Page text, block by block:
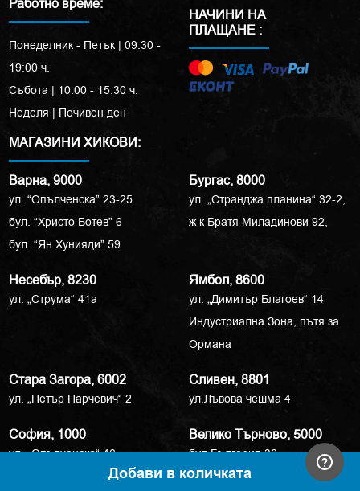
Добави в количката
Понеделник - Петък | 09:30 -
19:00 ч.
Събота | 10:00 - 15:30 ч.
Неделя | Почивен ден
НАЧИНИ НА
ПЛАЩАНЕ :
МАГАЗИНИ ХИКОВИ:
Варна, 9000
ул. “Опълченска” 23-25
бул. “Христо Ботев” 6
бул. “Ян Хунияди” 59
Бургас, 8000
ул. „Странджа планина“ 32-2,
ж к Братя Миладинови 92,
Несебър, 8230
ул. „Струма“ 41a
Ямбол, 8600
ул. „Димитър Благоев“ 14
Индустриална Зона, пътя за
Ормана
Стара Загора, 6002
ул. „Петър Парчевич“ 2
Сливен, 8801
ул.Лъвова чешма 4
София, 1000
ул. „Опълченска“ 46
бул. „Симеоновско шосе“ 85-з
Велико Търново, 5000
бул.България 36